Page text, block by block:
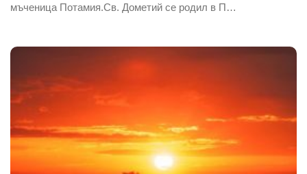
мъченица Потамия.Св. Дометий се родил в П…